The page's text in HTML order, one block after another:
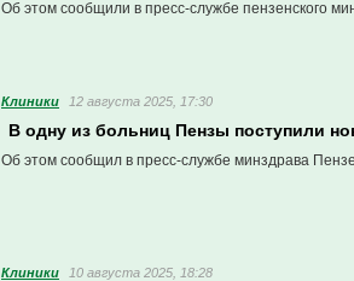
Об этом сообщили в пресс-службе пензенского
Клиники 12 августа 2025, 17:30
В одну из больниц Пензы поступили
Об этом сообщил в пресс-службе минздрава
Клиники 10 августа 2025, 18:28